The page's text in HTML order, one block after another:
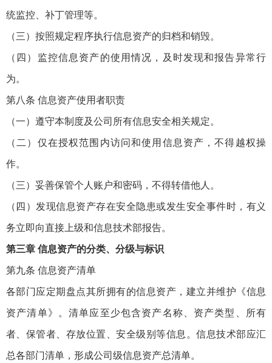
统监控、补丁管理等。
（三）按照规定程序执行信息资产的归档和销毁。
（四）监控信息资产的使用情况，及时发现和报告异常行
为。
第八条 信息资产使用者职责
（一）遵守本制度及公司所有信息安全相关规定。
（二）仅在授权范围内访问和使用信息资产，不得越权操
作。
（三）妥善保管个人账户和密码，不得转借他人。
（四）发现信息资产存在安全隐患或发生安全事件时，有义
务立即向直接上级和信息技术部报告。
第三章 信息资产的分类、分级与标识
第九条 信息资产清单
各部门应定期盘点其所拥有的信息资产，建立并维护《信息
资产清单》。清单应至少包含资产名称、资产类型、所有
者、保管者、存放位置、安全级别等信息。信息技术部应汇
总各部门清单，形成公司级信息资产总清单。